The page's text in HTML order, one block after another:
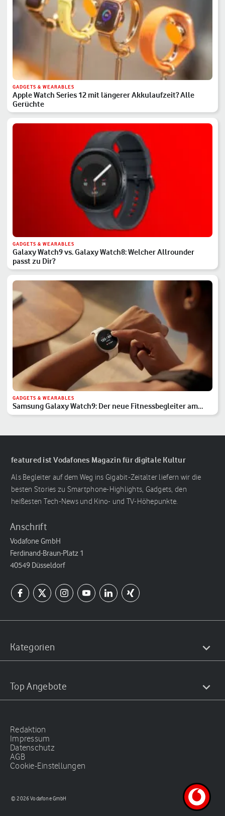
GADGETS & WEARABLES
Apple Watch Series 12 mit längerer Akkulaufzeit? Alle
Gerüchte
GADGETS & WEARABLES
Galaxy Watch9 vs. Galaxy Watch8: Welcher Allrounder
passt zu Dir?
GADGETS & WEARABLES
Samsung Galaxy Watch9: Der neue Fitnessbegleiter am
Handgelenk
featured ist Vodafones Magazin für digitale Kultur
Als Begleiter auf dem Weg ins Gigabit-Zeitalter liefern wir die
besten Stories zu Smartphone-Highlights, Gadgets, den
heißesten Tech-News und Kino- und TV-Höhepunkte.
Anschrift
Vodafone GmbH
Ferdinand-Braun-Platz 1
40549 Düsseldorf
Kategorien
Top Angebote
Redaktion
Impressum
Datenschutz
AGB
Cookie-Einstellungen
© 2026 Vodafone GmbH